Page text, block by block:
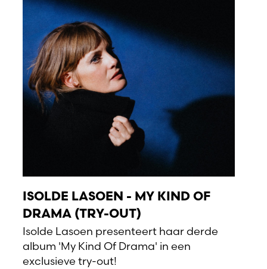
ISOLDE LASOEN - MY KIND OF
DRAMA (TRY-OUT)
Isolde Lasoen presenteert haar derde
album 'My Kind Of Drama' in een
exclusieve try-out!